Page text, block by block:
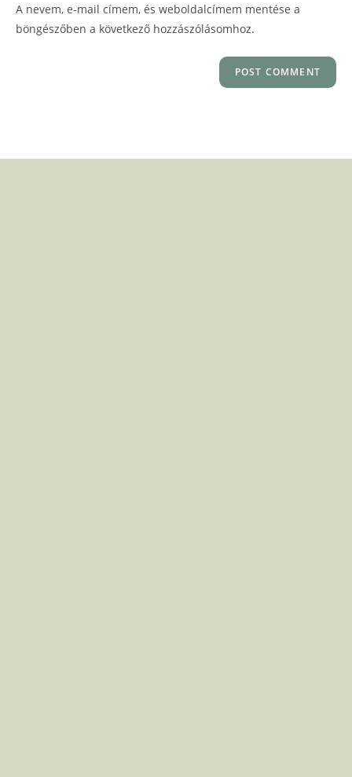
A nevem, e-mail címem, és weboldalcímem mentése a
böngészőben a következő hozzászólásomhoz.